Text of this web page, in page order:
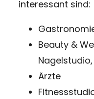
interessant sind:
Beauty &
Ärzte